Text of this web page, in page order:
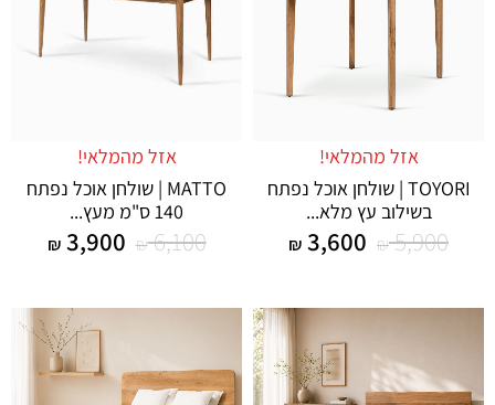
אזל מהמלאי!
TOYORI | שולחן אוכל נפתח
בשילוב עץ מלא...
₪5,900
₪ 3,600
אזל מהמלאי!
MATTO | שולחן אוכל נפתח
140 ס"מ מעץ...
₪6,100
₪3,900